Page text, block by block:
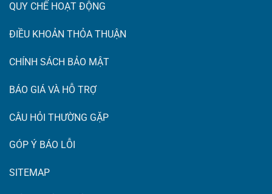
QUY CHẾ HOẠT ĐỘNG
ĐIỀU KHOẢN THỎA THUẬN
CHÍNH SÁCH BẢO MẬT
BÁO GIÁ VÀ HỖ TRỢ
CÂU HỎI THƯỜNG GẶP
GÓP Ý BÁO LỖI
SITEMAP